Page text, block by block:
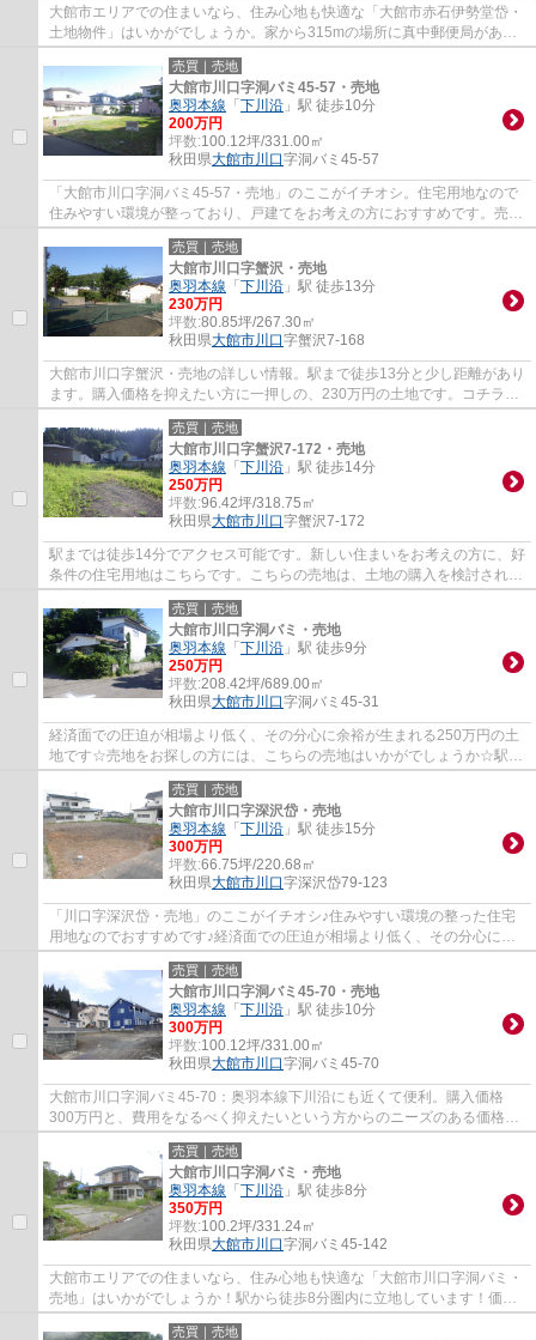
大館市エリアでの住まいなら、住み心地も快適な「大館市赤石伊勢堂岱・
土地物件」はいかがでしょうか。家から315mの場所に真中郵便局があり
ます。当社が不動産探しから新生活を始める...
売買｜売地
大館市川口字洞バミ45-57・売地
奥羽本線 「 下川沿 」駅 徒歩10分
200万円
坪数:100.12坪/331.00㎡
秋田県大館市川口字洞バミ45-57
「大館市川口字洞バミ45-57・売地」のここがイチオシ。住宅用地なので
住みやすい環境が整っており、戸建てをお考えの方におすすめです。売地
をお探しの方に是非見て頂きたいイチオシの...
売買｜売地
大館市川口字蟹沢・売地
奥羽本線 「 下川沿 」駅 徒歩13分
230万円
坪数:80.85坪/267.30㎡
秋田県大館市川口字蟹沢7-168
大館市川口字蟹沢・売地の詳しい情報。駅まで徒歩13分と少し距離があり
ます。購入価格を抑えたい方に一押しの、230万円の土地です。コチラの
土地は売地となっており、土地購入予定の方...
売買｜売地
大館市川口字蟹沢7-172・売地
奥羽本線 「 下川沿 」駅 徒歩14分
250万円
坪数:96.42坪/318.75㎡
秋田県大館市川口字蟹沢7-172
駅までは徒歩14分でアクセス可能です。新しい住まいをお考えの方に、好
条件の住宅用地はこちらです。こちらの売地は、土地の購入を検討されて
いる方にイチオシとなっております。大館...
売買｜売地
大館市川口字洞バミ・売地
奥羽本線 「 下川沿 」駅 徒歩9分
250万円
坪数:208.42坪/689.00㎡
秋田県大館市川口字洞バミ45-31
経済面での圧迫が相場より低く、その分心に余裕が生まれる250万円の土
地です☆売地をお探しの方には、こちらの売地はいかがでしょうか☆駅か
ら徒歩9分圏内に立地しています☆土地面積は68...
売買｜売地
大館市川口字深沢岱・売地
奥羽本線 「 下川沿 」駅 徒歩15分
300万円
坪数:66.75坪/220.68㎡
秋田県大館市川口字深沢岱79-123
「川口字深沢岱・売地」のここがイチオシ♪住みやすい環境の整った住宅
用地なのでおすすめです♪経済面での圧迫が相場より低く、その分心に余
裕が生まれる300万円の土地です♪不動産をお...
売買｜売地
大館市川口字洞バミ45-70・売地
奥羽本線 「 下川沿 」駅 徒歩10分
300万円
坪数:100.12坪/331.00㎡
秋田県大館市川口字洞バミ45-70
大館市川口字洞バミ45-70：奥羽本線下川沿にも近くて便利。購入価格
300万円と、費用をなるべく抑えたいという方からのニーズのある価格帯
の土地です。土地面積は331㎡(公簿)でございま...
売買｜売地
大館市川口字洞バミ・売地
奥羽本線 「 下川沿 」駅 徒歩8分
350万円
坪数:100.2坪/331.24㎡
秋田県大館市川口字洞バミ45-142
大館市エリアでの住まいなら、住み心地も快適な「大館市川口字洞バミ・
売地」はいかがでしょうか！駅から徒歩8分圏内に立地しています！価格
350万円と抑えめの価格にも関わらず、条件...
売買｜売地